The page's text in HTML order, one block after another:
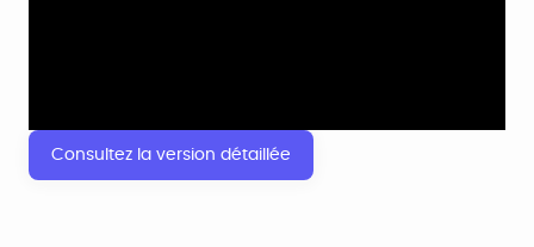
Consultez la version détaillée